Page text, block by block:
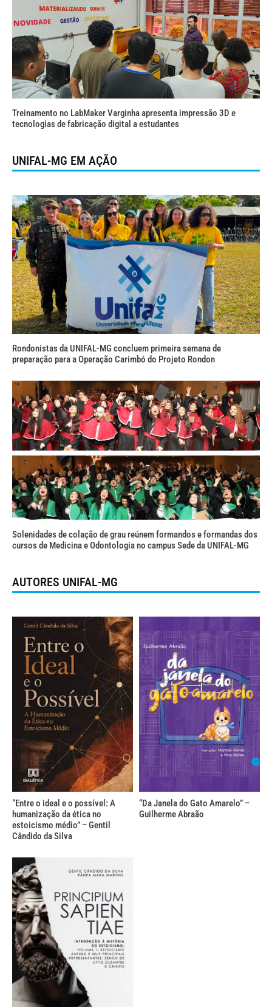
Treinamento no LabMaker Varginha apresenta impressão 3D e
tecnologias de fabricação digital a estudantes
UNIFAL-MG EM AÇÃO
Rondonistas da UNIFAL-MG concluem primeira semana de
preparação para a Operação Carimbó do Projeto Rondon
Solenidades de colação de grau reúnem formandos e formandas dos
cursos de Medicina e Odontologia no campus Sede da UNIFAL-MG
AUTORES UNIFAL-MG
“Entre o ideal e o possível: A
humanização da ética no
estoicismo médio” – Gentil
Cândido da Silva
“Da Janela do Gato Amarelo” –
Guilherme Abraão